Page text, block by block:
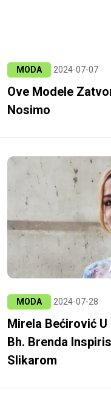
MODA 2024-07-07
Ove Modele
Nosimo
MODA 2024-07-28
Mirela Bećirović
Bh. Brenda
Slikarom